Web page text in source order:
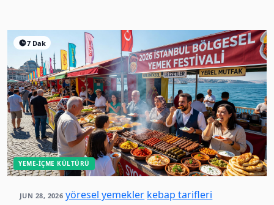
7 Dak
YEME-İÇME KÜLTÜRÜ
JUN 28, 2026 yöresel yemekler kebap tarifleri